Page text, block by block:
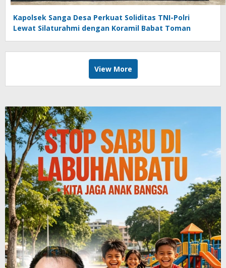
Kapolsek Sanga Desa Perkuat Soliditas TNI-Polri
Lewat Silaturahmi dengan Koramil Babat Toman
View More